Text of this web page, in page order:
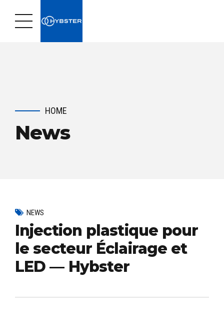
HOME
News
NEWS
Injection plastique pour
le secteur Éclairage et
LED — Hybster